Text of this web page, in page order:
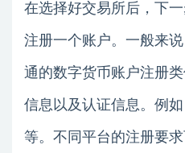
在选择好交易所后，下
注册一个账户。一般来
通的数字货币账户注册
信息以及认证信息。例
等。不同平台的注册要